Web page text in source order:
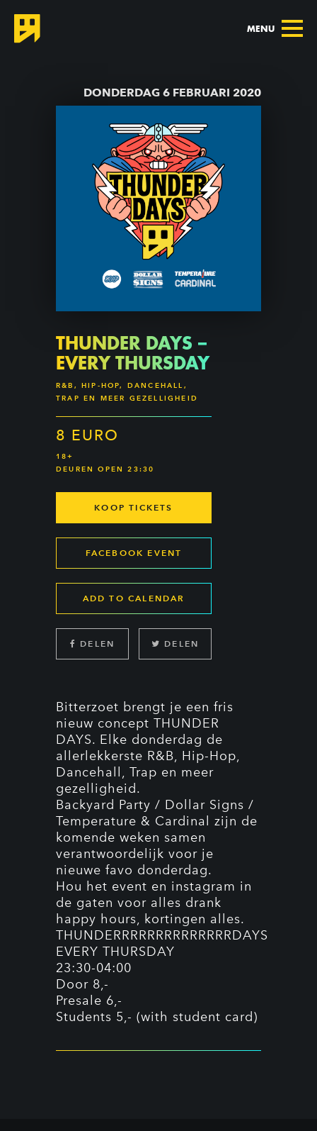
MENU
DONDERDAG 6 FEBRUARI 2020
THUNDER DAYS –
EVERY THURSDAY
R&B, HIP-HOP, DANCEHALL,
TRAP EN MEER GEZELLIGHEID
8 EURO
18+
DEUREN OPEN 23:30
KOOP TICKETS
FACEBOOK EVENT
ADD TO CALENDAR
DELEN DELEN
Bitterzoet brengt je een fris
nieuw concept THUNDER
DAYS. Elke donderdag de
allerlekkerste R&B, Hip-Hop,
Dancehall, Trap en meer
gezelligheid.
Backyard Party / Dollar Signs /
Temperature & Cardinal zijn de
komende weken samen
verantwoordelijk voor je
nieuwe favo donderdag.
Hou het event en instagram in
de gaten voor alles drank
happy hours, kortingen alles.
THUNDERRRRRRRRRRRRRRDAYS
EVERY THURSDAY
23:30-04:00
Door 8,-
Presale 6,-
Students 5,- (with student card)